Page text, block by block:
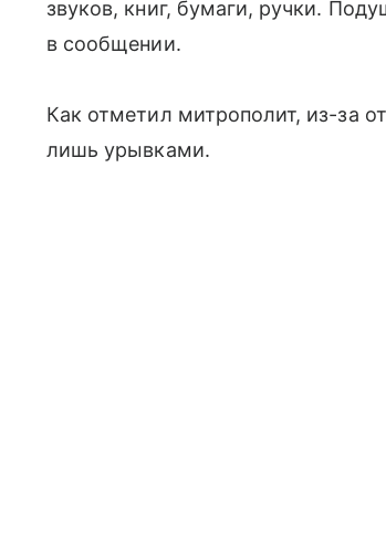
звуков, книг, бумаги, ручки.
в сообщении.
Как отметил митрополит, из-за
лишь урывками.